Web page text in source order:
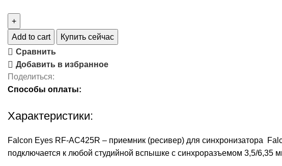
Add to cart
Купить сейчас
Сравнить
Добавить в избранное
Поделиться:
Способы оплаты:
Характеристики:
Falcon Eyes RF-AC425R – приемник (ресивер) для синхронизатора
подключается к любой студийной вспышке с синхроразъемом 3,5/6,35